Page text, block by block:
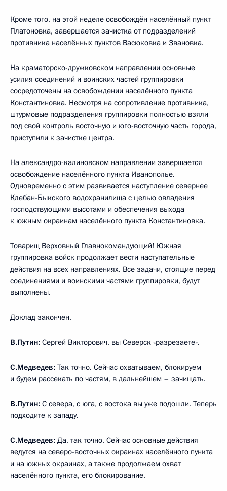
Кроме того, на этой неделе освобождён населённый пункт
Платоновка, завершается зачистка от подразделений
противника населённых пунктов Васюковка и Звановка.
На краматорско-дружковском направлении основные
усилия соединений и воинских частей группировки
сосредоточены на освобождении населённого пункта
Константиновка. Несмотря на сопротивление противника,
штурмовые подразделения группировки полностью взяли
под свой контроль восточную и юго-восточную часть города,
приступили к зачистке центра.
На александро-калиновском направлении завершается
освобождение населённого пункта Иванополье.
Одновременно с этим развивается наступление севернее
Клебан-Быкского водохранилища с целью овладения
господствующими высотами и обеспечения выхода
к южным окраинам населённого пункта Константиновка.
Товарищ Верховный Главнокомандующий! Южная
группировка войск продолжает вести наступательные
действия на всех направлениях. Все задачи, стоящие перед
соединениями и воинскими частями группировки, будут
выполнены.
Доклад закончен.
В.Путин: Сергей Викторович, вы Северск «разрезаете».
С.Медведев: Так точно. Сейчас охватываем, блокируем
и будем рассекать по частям, в дальнейшем – зачищать.
В.Путин: С севера, с юга, с востока вы уже подошли. Теперь
подходите к западу.
С.Медведев: Да, так точно. Сейчас основные действия
ведутся на северо-восточных окраинах населённого пункта
и на южных окраинах, а также продолжаем охват
населённого пункта, его блокирование.